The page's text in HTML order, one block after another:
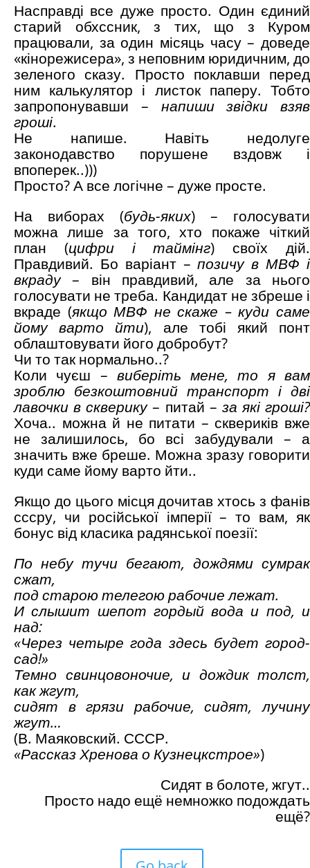
Насправді все дуже просто. Один єдиний
старий обхссник, з тих, що з Куром
працювали, за один місяць часу – доведе
«кінорежисера», з неповним юридичним, до
зеленого сказу. Просто поклавши перед
ним калькулятор і листок паперу. Тобто
запропонувавши – напиши звідки взяв
гроші.
Не напише. Навіть недолуге
законодавство порушене вздовж і
впоперек..)))
Просто? А все логічне – дуже просте.
На виборах (будь-яких) – голосувати
можна лише за того, хто покаже чіткий
план (цифри і таймінг) своїх дій.
Правдивий. Бо варіант –позичу в МВФ і
вкраду– він правдивий, але за нього
голосувати не треба. Кандидат не збреше і
вкраде (якщо МВФ не скаже – куди саме
йому варто йти), але тобі який понт
облаштовувати його добробут?
Чи то так нормально..?
Коли чуєш – виберіть мене, то я вам
зроблю безкоштовний транспорт і дві
лавочки в скверику– питай – за які гроші?
Хоча.. можна й не питати – сквериків вже
не залишилось, бо всі забудували – а
значить вже бреше. Можна зразу говорити
куди саме йому варто йти..
Якщо до цього місця дочитав хтось з фанів
сссру, чи російської імперії – то вам, як
бонус від класика радянської поезії:
По небу тучи бегают, дождями сумрак
сжат,
под старою телегою рабочие лежат.
И слышит шепот гордый вода и под, и
над:
«Через четыре года здесь будет город-
сад!»
Темно свинцовоночие, и дождик толст,
как жгут,
сидят в грязи рабочие, сидят, лучину
жгут…
(В. Маяковский. СССР.
«Рассказ Хренова о Кузнецкстрое»)
Сидят в болоте, жгут..
Просто надо ещё немножко подождать
ещё?